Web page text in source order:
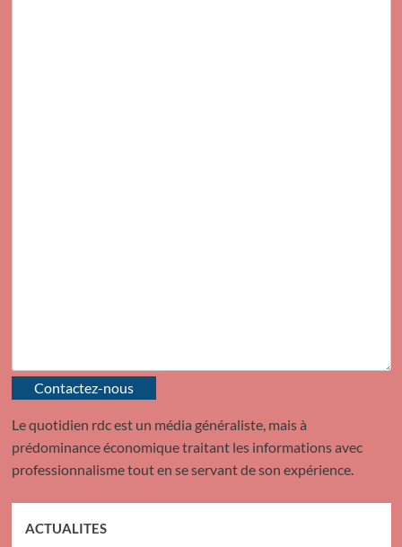
Contactez-nous
Le quotidien rdc est un média généraliste, mais à
prédominance économique traitant les informations avec
professionnalisme tout en se servant de son expérience.
ACTUALITES